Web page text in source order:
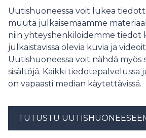
och med 31.8 kommer invånarna i
vid Borgå familjecenters rådgivning
Uutishuoneessa voit lukea
muuta julkaisemaamme
niin yhteyshenkilöidemme tiedot
julkaistavissa olevia kuvia ja
Uutishuoneessa voit nähdä myös
sisältöjä. Kaikki tiedotepalvelussa
on vapaasti median käytettävissä.
TUTUSTU